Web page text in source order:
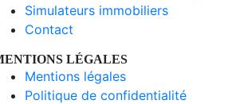
Simulateurs immobiliers
Contact
LÉGALES
Mentions légales
Politique de confidentialité